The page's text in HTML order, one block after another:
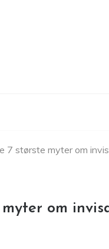
7 største myter om
om